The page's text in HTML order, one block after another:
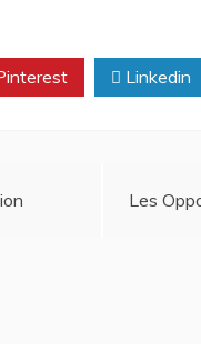
Linkedin
Les